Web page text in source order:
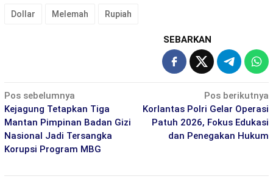
Dollar Melemah Rupiah
SEBARKAN
Navigasi
pos
Pos sebelumnya
Kejagung Tetapkan Tiga
Mantan Pimpinan Badan Gizi
Nasional Jadi Tersangka
Korupsi Program MBG
Pos berikutnya
Korlantas Polri Gelar Operasi
Patuh 2026, Fokus Edukasi
dan Penegakan Hukum